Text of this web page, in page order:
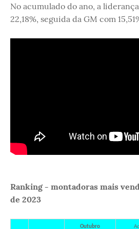
No acumulado do ano, a
22,18%, seguida da GM com
Ranking - montadoras mais
de 2023
Outubro